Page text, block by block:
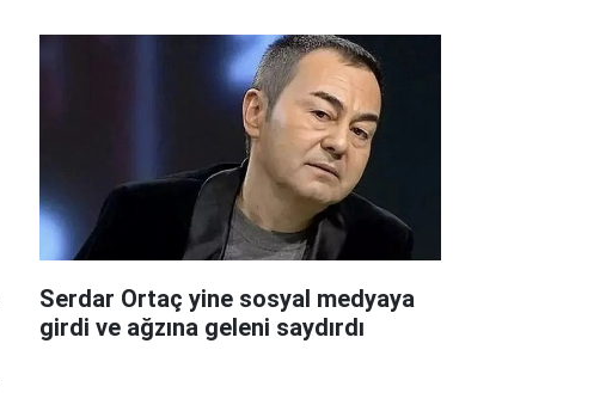
Serdar Ortaç yine sosyal medyaya
girdi ve ağzına geleni saydırdı